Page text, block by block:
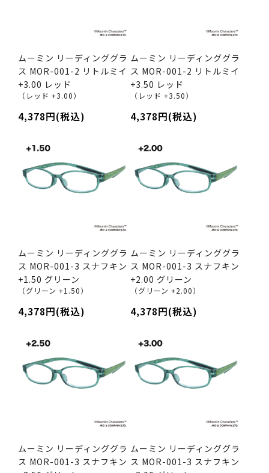
ムーミン リーディンググラ
ス MOR-001-2 リトルミイ
+3.00 レッド
（レッド +3.00）
4,378円(税込)
ムーミン リーディンググラ
ス MOR-001-2 リトルミイ
+3.50 レッド
（レッド +3.50）
4,378円(税込)
ムーミン リーディンググラ
ス MOR-001-3 スナフキン
+1.50 グリーン
（グリーン +1.50）
4,378円(税込)
ムーミン リーディンググラ
ス MOR-001-3 スナフキン
+2.00 グリーン
（グリーン +2.00）
4,378円(税込)
ムーミン リーディンググラ
ス MOR-001-3 スナフキン
ムーミン リーディンググラ
ス MOR-001-3 スナフキン